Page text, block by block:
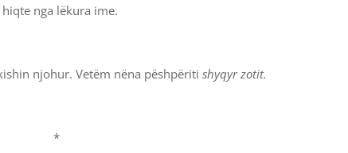
nga lëkura ime.
njohur. Vetëm nëna pëshpëriti shyqyr zotit.
*